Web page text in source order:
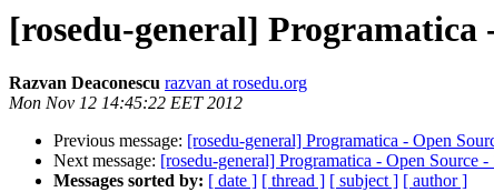
[rosedu-general] Programatica
Razvan Deaconescu razvan at rosedu.org
Mon Nov 12 14:45:22 EET 2012
Previous message: [rosedu-general] Programatica - Open
Next message: [rosedu-general] Programatica - Open Source
Messages sorted by: [ date ] [ thread ] [ subject ] [ author ]